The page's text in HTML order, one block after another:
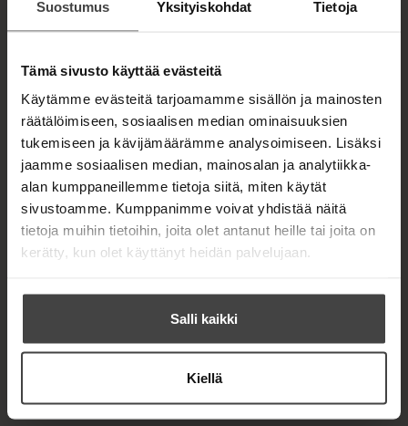
Suostumus Yksityiskohdat Tietoja
Tämä sivusto käyttää evästeitä
Käytämme evästeitä tarjoamamme sisällön ja mainosten
räätälöimiseen, sosiaalisen median ominaisuuksien
tukemiseen ja kävijämäärämme analysoimiseen. Lisäksi
jaamme sosiaalisen median, mainosalan ja analytiikka-
alan kumppaneillemme tietoja siitä, miten käytät
sivustoamme. Kumppanimme voivat yhdistää näitä
tietoja muihin tietoihin, joita olet antanut heille tai joita on
kerätty, kun olet käyttänyt heidän palvelujaan.
Salli kaikki
Kiellä
a
Murha
retriitissä
Kannen
suunnittelija
Perttu Lämsä
ISBN
1653x249
2px
n
s
i
n
n
e
w
t
b